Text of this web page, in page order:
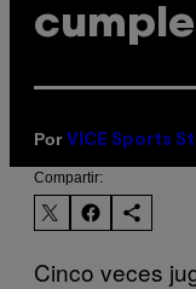
Por VICE Sports
Compartir:
Cinco veces